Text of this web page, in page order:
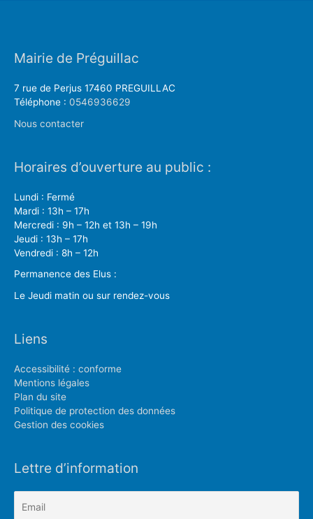
Mairie de Préguillac
7 rue de Perjus 17460 PREGUILLAC
Téléphone : 0546936629
Nous contacter
Horaires d’ouverture au public :
Lundi : Fermé
Mardi : 13h – 17h
Mercredi : 9h – 12h et 13h – 19h
Jeudi : 13h – 17h
Vendredi : 8h – 12h
Permanence des Elus :
Le Jeudi matin ou sur rendez-vous
Liens
Accessibilité : conforme
Mentions légales
Plan du site
Politique de protection des données
Gestion des cookies
Lettre d’information